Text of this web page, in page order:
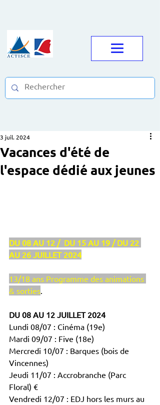
Vacances d'été de
l'espace dédié aux jeunes
3 juil. 2024
DU 08 AU 12 /  DU 15 AU 19 / DU 22
AU 26 JUILLET 2024
13/18 ans Programme des animations
& sorties.
DU 08 AU 12 JUILLET 2024
Lundi 08/07 : Cinéma (19e)
Mardi 09/07 : Five (18e)
Mercredi 10/07 : Barques (bois de
Vincennes)
Jeudi 11/07 : Accrobranche (Parc
Floral) €
Vendredi 12/07 : EDJ hors les murs au